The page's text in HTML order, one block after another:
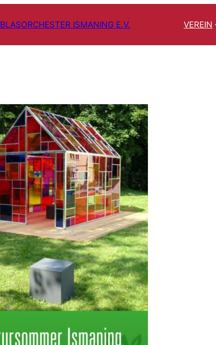
BLASORCHESTER ISMANING E.V. VEREIN